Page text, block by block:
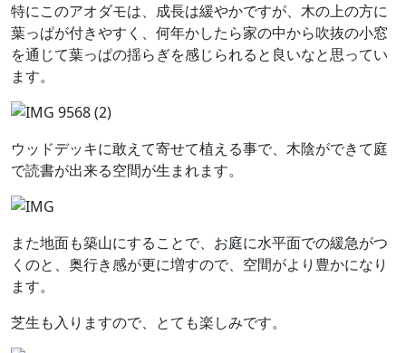
特にこのアオダモは、成長は緩やかですが、木の上の方に
葉っぱが付きやすく、何年かしたら家の中から吹抜の小窓
を通じて葉っぱの揺らぎを感じられると良いなと思ってい
ます。
ウッドデッキに敢えて寄せて植える事で、木陰ができて庭
で読書が出来る空間が生まれます。
また地面も築山にすることで、お庭に水平面での緩急がつ
くのと、奥行き感が更に増すので、空間がより豊かになり
ます。
芝生も入りますので、とても楽しみです。